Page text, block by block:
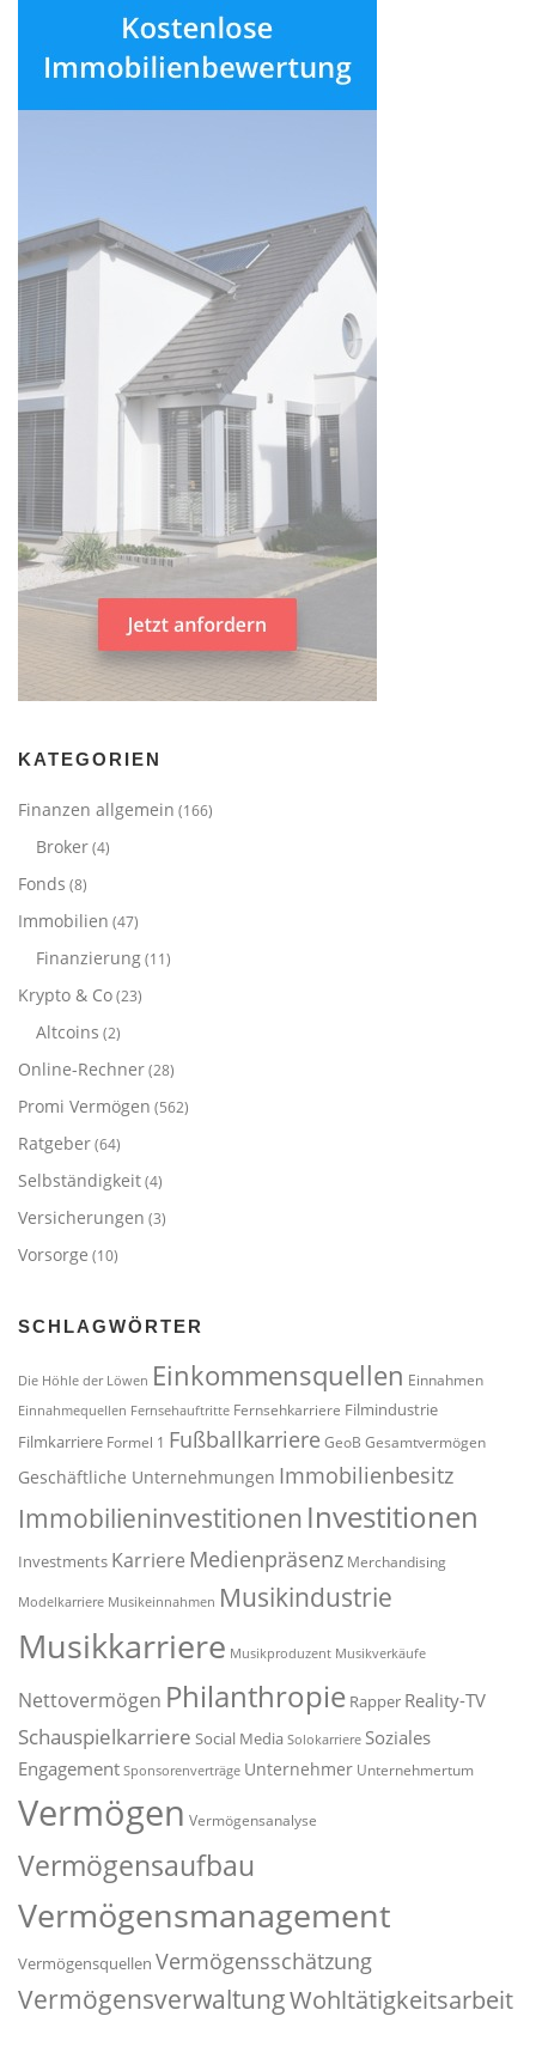
KATEGORIEN
Finanzen allgemein (166)
Broker(4)
Fonds (8)
Immobilien (47)
Finanzierung(11)
Krypto & Co(23)
Altcoins (2)
Online-Rechner(28)
Promi Vermögen (562)
Ratgeber(64)
Selbständigkeit(4)
Versicherungen (3)
Vorsorge (10)
SCHLAGWÖRTER
Die Höhle der Löwen Einkommensquellen Einnahmen
Einnahmequellen Fernsehauftritte Fernsehkarriere Filmindustrie
Filmkarriere Formel 1 Fußballkarriere GeoB Gesamtvermögen
Geschäftliche Unternehmungen Immobilienbesitz
Immobilieninvestitionen Investitionen
Investments Karriere Medienpräsenz Merchandising
Modelkarriere Musikeinnahmen Musikindustrie
Musikkarriere Musikproduzent Musikverkäufe
Nettovermögen Philanthropie Rapper Reality-TV
Schauspielkarriere Social Media Solokarriere Soziales
Engagement Sponsorenverträge Unternehmer Unternehmertum
Vermögen Vermögensanalyse
Vermögensaufbau
Vermögensmanagement
Vermögensquellen Vermögensschätzung
VermögensverwaltungWohltätigkeitsarbeit